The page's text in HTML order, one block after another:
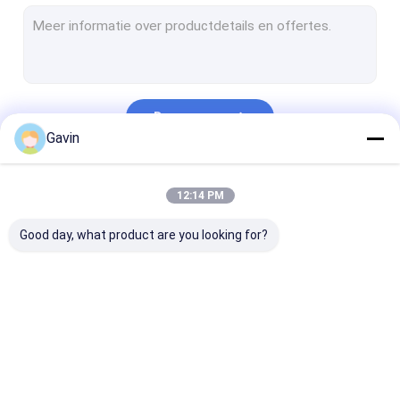
De Tribune van de roestvrij staalgootsteen
Matte Black Kitchen Sink
De Toebehoren van de keukengootsteen
Doorgaan
Gavin
12:14 PM
Good day, what product are you looking for?